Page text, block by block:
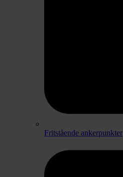
Fritstående ankerpunkter